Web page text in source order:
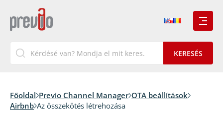
Főoldal Previo Channel Manager OTA beállítások
Airbnb Az összekötés létrehozása